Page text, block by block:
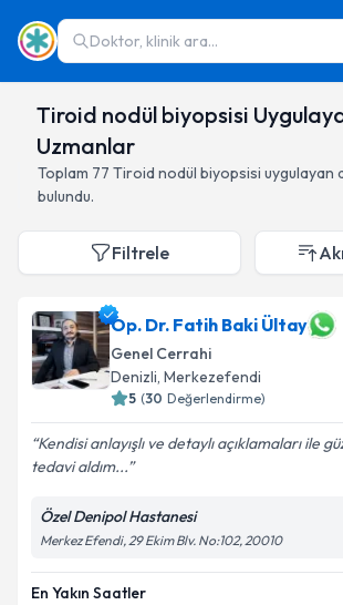
Doktor, klinik ara...
Tiroid nodül biyopsisi
Uzmanlar
Toplam 77 Tiroid nodül biyopsisi uygulayan
bulundu.
Filtrele
Op. Dr. Fatih Baki Ültay
Genel Cerrahi
Denizli, Merkezefendi
5 (30 Değerlendirme)
Kendisi anlayışlı ve detaylı açıklamaları ile
tedavi aldım...
Özel Denipol Hastanesi
Merkez Efendi, 29 Ekim Blv. No:102, 20010
En Yakın Saatler